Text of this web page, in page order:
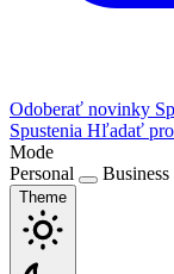
Odoberať novinky
Spustenia Hľadať
Mode
Personal
Business
Theme